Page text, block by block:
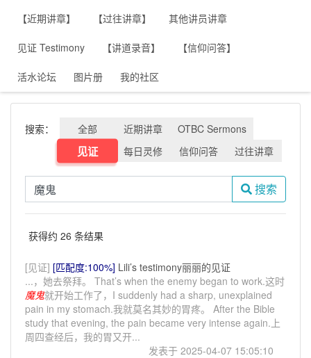
【近期讲章】 【过往讲章】 其他讲员讲章
见证 Testimony 【讲道录音】 【信仰问答】
活水论坛 图片册 我的社区
搜索： 全部 近期讲章 OTBC Sermons
见证 每日灵修 信仰问答 过往讲章
搜索
获得约 26 条结果
[见证] [匹配度:100%] Lili’s testimony丽丽的见证
...，她去祭拜。 That’s when the enemy began to work.这时
魔鬼就开始工作了，I suddenly had a sharp, unexplained
pain in my stomach.我就莫名其妙的胃疼。 After the Bible
study that evening, the pain became very intense again.上
周四查经后，我的胃又开...
发表于 2025-04-07 15:05:10